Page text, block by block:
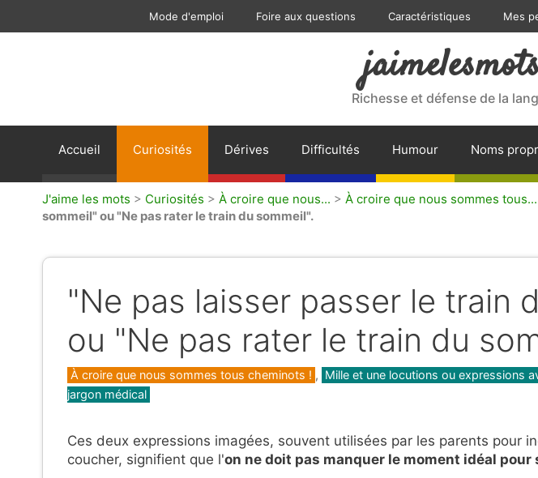
Mode d'emploi Foire aux questions Caractéristiques Mes
Richesse et défense de la
Accueil Curiosités Dérives Difficultés Humour Noms
J'aime les mots > Curiosités > À croire que nous... > À croire que nous sommes tous...
sommeil" ou "Ne pas rater le train du sommeil".
"Ne pas laisser passer le train
ou "Ne pas rater le train du
Catégories
À croire que nous sommes tous cheminots ! , Mille et une locutions ou expressions
jargon médical
Ces deux expressions imagées, souvent utilisées par les parents pour
coucher, signifient que l'on ne doit pas manquer le moment idéal pour